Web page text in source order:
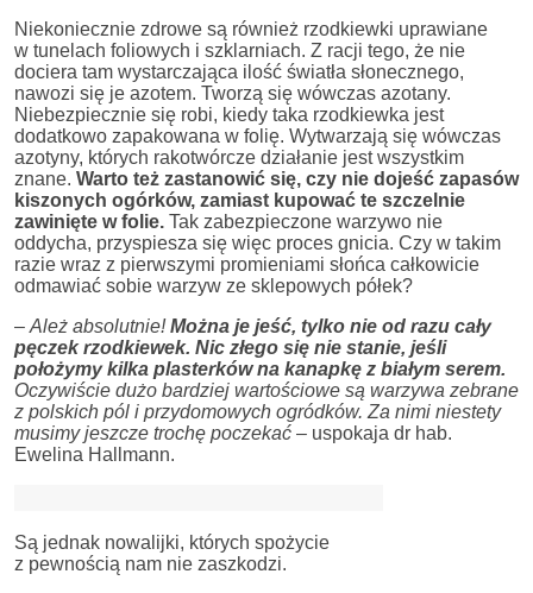
Niekoniecznie zdrowe są również rzodkiewki uprawiane
w tunelach foliowych i szklarniach. Z racji tego, że nie
dociera tam wystarczająca ilość światła słonecznego,
nawozi się je azotem. Tworzą się wówczas azotany.
Niebezpiecznie się robi, kiedy taka rzodkiewka jest
dodatkowo zapakowana w folię. Wytwarzają się wówczas
azotyny, których rakotwórcze działanie jest wszystkim
znane. Warto też zastanowić się, czy nie dojeść zapasów
kiszonych ogórków, zamiast kupować te szczelnie
zawinięte w folie. Tak zabezpieczone warzywo nie
oddycha, przyspiesza się więc proces gnicia. Czy w takim
razie wraz z pierwszymi promieniami słońca całkowicie
odmawiać sobie warzyw ze sklepowych półek?
– Ależ absolutnie!Można je jeść, tylko nie od razu cały
pęczek rzodkiewek. Nic złego się nie stanie, jeśli
położymy kilka plasterków na kanapkę z białym serem.
Oczywiście dużo bardziej wartościowe są warzywa zebrane
z polskich pól i przydomowych ogródków. Za nimi niestety
musimy jeszcze trochę poczekać – uspokaja dr hab.
Ewelina Hallmann.
Są jednak nowalijki, których spożycie
z pewnością nam nie zaszkodzi.